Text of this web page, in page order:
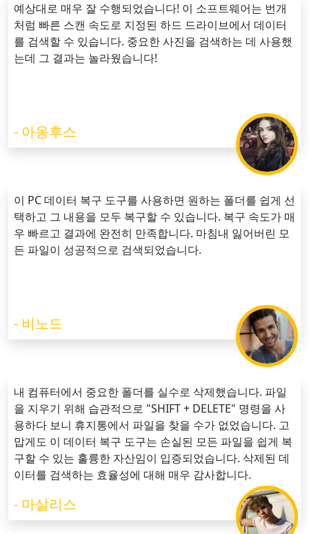
예상대로 매우 잘 수행되었습니다! 이 소프트웨어는 번개
처럼 빠른 스캔 속도로 지정된 하드 드라이브에서 데이터
를 검색할 수 있습니다. 중요한 사진을 검색하는 데 사용했
는데 그 결과는 놀라웠습니다!
- 아옹후스
이 PC 데이터 복구 도구를 사용하면 원하는 폴더를 쉽게 선
택하고 그 내용을 모두 복구할 수 있습니다. 복구 속도가 매
우 빠르고 결과에 완전히 만족합니다. 마침내 잃어버린 모
든 파일이 성공적으로 검색되었습니다.
- 비노드
내 컴퓨터에서 중요한 폴더를 실수로 삭제했습니다. 파일
을 지우기 위해 습관적으로 "SHIFT + DELETE" 명령을 사
용하다 보니 휴지통에서 파일을 찾을 수가 없었습니다. 고
맙게도 이 데이터 복구 도구는 손실된 모든 파일을 쉽게 복
구할 수 있는 훌륭한 자산임이 입증되었습니다. 삭제된 데
이터를 검색하는 효율성에 대해 매우 감사합니다.
- 마살리스